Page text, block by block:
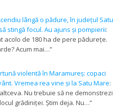
lângă o pădure, în județul Satu
stingă focul. Au ajuns și pompierii:
acolo de 180 ha de pere pădurețe.
Acum mai…”
violentă în Maramureș: copaci
Vremea rea vine și la Satu Mare:
Nu trebuie să ne demonstrezi
grădiniței. Știm deja. Nu…”